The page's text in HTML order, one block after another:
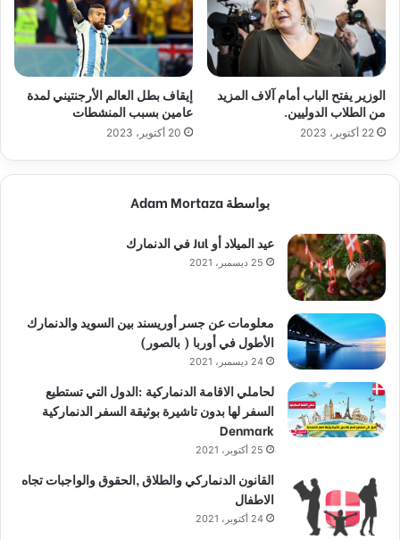
الوزير يفتح الباب أمام آلاف المزيد
من الطلاب الدوليين.
22 أكتوبر، 2023
إيقاف بطل العالم الأرجنتيني لمدة
عامين بسبب المنشطات
20 أكتوبر، 2023
بواسطة Adam Mortaza
عيد الميلاد أو Jul في الدنمارك
25 ديسمبر، 2021
معلومات عن جسر أوريسند بين السويد والدنمارك
الأطول في أوربا ( بالصور)
24 ديسمبر، 2021
لحاملي الاقامة الدنماركية :الدول التي تستطيع
السفر لها بدون تاشيرة بوثيقة السفر الدنماركية
Denmark
25 أكتوبر، 2021
القانون الدنماركي والطلاق ,الحقوق والواجبات تجاه
الاطفال
24 أكتوبر، 2021